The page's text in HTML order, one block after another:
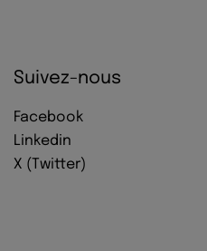
Suivez-nous
Facebook
Linkedin
X (Twitter)